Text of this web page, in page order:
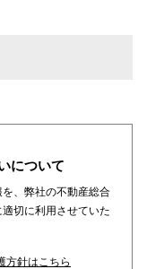
について
、弊社の不動産総合
切に利用させていた
方針はこちら